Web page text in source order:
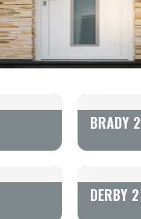
BRADY 2
DERBY 2